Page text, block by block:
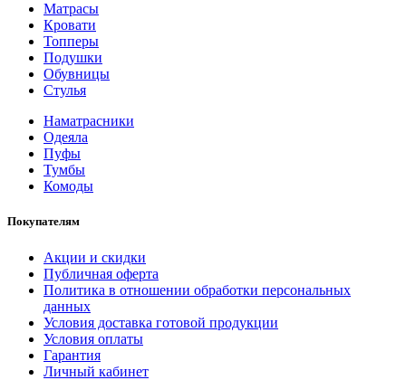
Матрасы
Кровати
Топперы
Подушки
Обувницы
Стулья
Наматрасники
Одеяла
Пуфы
Тумбы
Комоды
Покупателям
Акции и скидки
Публичная оферта
Политика в отношении обработки персональных
данных
Условия доставка готовой продукции
Условия оплаты
Гарантия
Личный кабинет